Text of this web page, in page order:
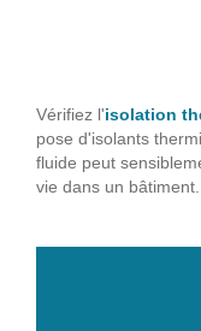
Vérifiez l'isolation
pose d'isolants
fluide peut
vie dans un bâtiment.